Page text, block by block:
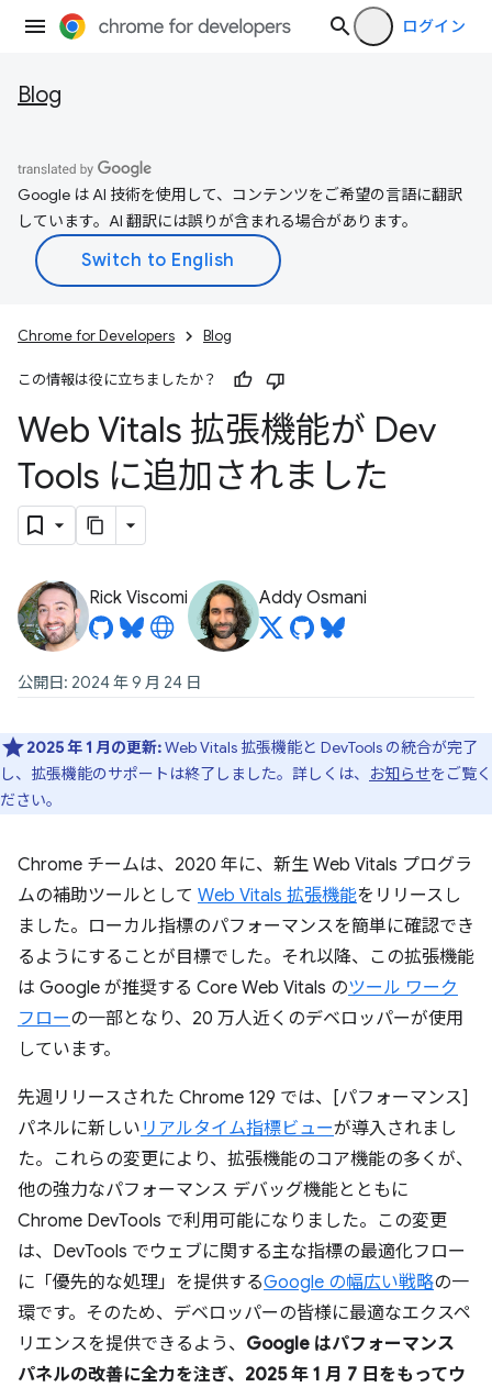
ログイン
Blog
Google は AI 技術を使用して、コンテンツをご希望の言語に翻訳
しています。AI 翻訳には誤りが含まれる場合があります。
Chrome for Developers Blog
この情報は役に立ちましたか？
Web Vitals 拡張機能が Dev
Tools に追加されました
Rick Viscomi Addy Osmani
公開日: 2024 年 9 月 24 日
2025 年 1 月の更新:Web Vitals 拡張機能と DevTools の統合が完了
し、拡張機能のサポートは終了しました。詳しくは、
お知らせをご覧く
ださい。
Chrome チームは、2020 年に、新生 Web Vitals プログラ
ムの補助ツールとして Web Vitals 拡張機能をリリースし
ました。ローカル指標のパフォーマンスを簡単に確認でき
るようにすることが目標でした。それ以降、この拡張機能
は Google が推奨する Core Web Vitals のツール ワーク
フローの一部となり、20 万人近くのデベロッパーが使用
しています。
先週リリースされた Chrome 129 では、[パフォーマンス]
パネルに新しい リアルタイム指標ビューが導入されまし
た。これらの変更により、拡張機能のコア機能の多くが、
他の強力なパフォーマンス デバッグ機能とともに
Chrome DevTools で利用可能になりました。この変更
は、DevTools でウェブに関する主な指標の最適化フロー
に「優先的な処理」を提供するGoogle の幅広い戦略の一
環です。そのため、デベロッパーの皆様に最適なエクスペ
リエンスを提供できるよう、 Google はパフォーマンス
パネルの改善に全力を注ぎ、2025 年 1 月 7 日をもってウ